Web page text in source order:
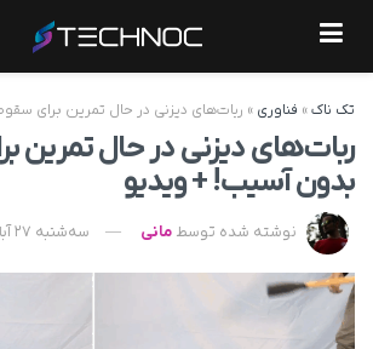
تک ناک» فناوری » ربات‌‌های دیزنی در حال تمرین برای
ربات‌‌های دیزنی در حال تمرین
بدون آسیب! + ویدیو
نوشته شده توسط مانی سه‌شنبه 27 آبان 1404 - 13:05